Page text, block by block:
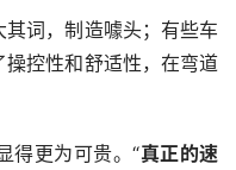
词，制造噱头；有些车
控性和舒适性，在弯道
得更为可贵。“真正的速